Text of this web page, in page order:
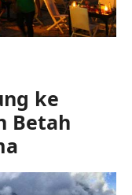
ke
Betah